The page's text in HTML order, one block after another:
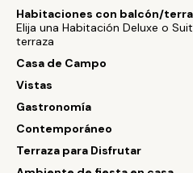
Habitaciones con balcón/
Elija una Habitación Deluxe o
terraza
Casa de Campo
Vistas
Gastronomía
Contemporáneo
Terraza para Disfrutar